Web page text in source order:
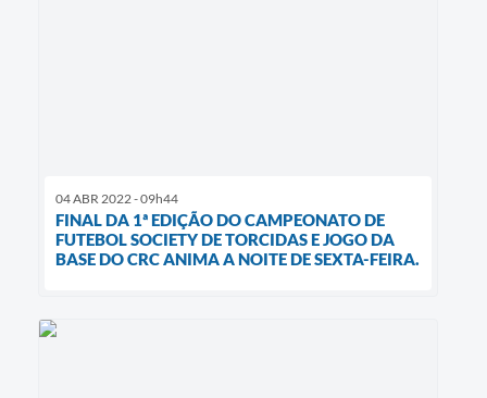
04 ABR 2022 - 09h44
FINAL DA 1ª EDIÇÃO DO CAMPEONATO DE
FUTEBOL SOCIETY DE TORCIDAS E JOGO DA
BASE DO CRC ANIMA A NOITE DE SEXTA-FEIRA.